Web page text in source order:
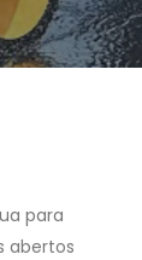
para
abertos